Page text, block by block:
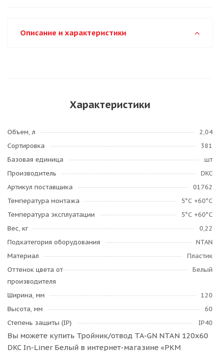
Описание и характеристики
Характеристики
Объем, л
2,04
Сортировка
381
Базовая единица
шт
Производитель
DKC
Артикул поставщика
01762
Температура монтажа
­5°С +60°С
Температура эксплуатации
­5°С +60°С
Вес, кг
0,22
Подкатегория оборудования
NTAN
Материал
Пластик
Оттенок цвета от
производителя
Белый
Ширина, мм
120
Высота, мм
60
Степень защиты (IP)
IP40
Вы можете купить Тройник/отвод TA-GN NTAN 120x60
DKC In-Liner Белый в интернет-магазине «РКМ